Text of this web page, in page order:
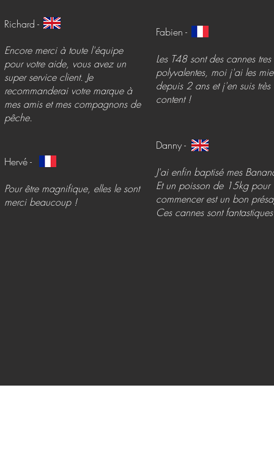
Richard -
Encore merci à toute l'équipe
pour votre aide, vous avez un
super service client. Je
recommanderai votre marque à
mes amis et mes compagnons de
pêche.
Hervé -
Pour être magnifique, elles le sont
merci beaucoup !
Fabien -
Les T48 sont des cannes tres
polyvalentes, moi j'ai les
depuis 2 ans et j'en suis très
content !
Danny -
J'ai enfin baptisé mes
Et un poisson de 15kg pour
commencer est un bon
Ces cannes sont